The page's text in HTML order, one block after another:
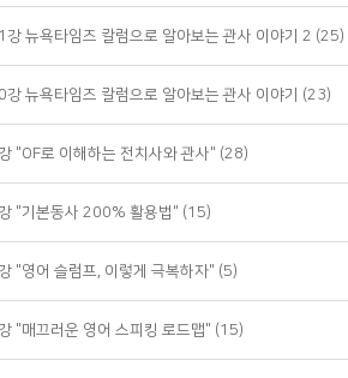
강 뉴욕타임즈 칼럼으로 알아보는 관사 이야기 2 (25)
뉴욕타임즈 칼럼으로 알아보는 관사 이야기 (23)
"OF로 이해하는 전치사와 관사" (28)
"기본동사 200% 활용법" (15)
"영어 슬럼프, 이렇게 극복하자" (5)
"매끄러운 영어 스피킹 로드맵" (15)